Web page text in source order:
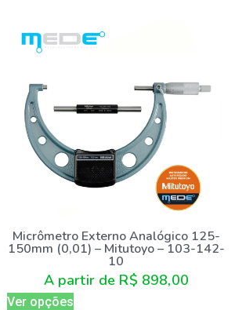
Micrômetro Externo Analógico 125-
150mm (0,01) – Mitutoyo – 103-142-
10
A partir de R$ 898,00
Ver opções